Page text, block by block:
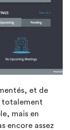
et de
totalement
mais en
encore assez